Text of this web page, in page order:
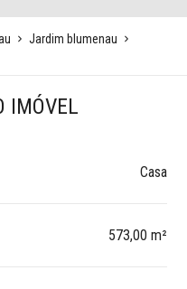
Jardim blumenau
IMÓVEL
Casa
573,00 m²